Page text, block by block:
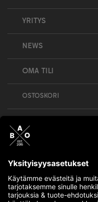
YRITYS
NEWS
OMA TILI
OSTOSKORI
Bull’s All Out is